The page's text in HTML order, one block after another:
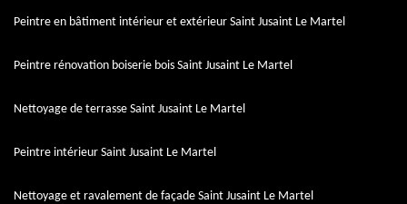
Peintre en bâtiment intérieur et extérieur Saint Jusaint Le Martel
Peintre rénovation boiserie bois Saint Jusaint Le Martel
Nettoyage de terrasse Saint Jusaint Le Martel
Peintre intérieur Saint Jusaint Le Martel
Nettoyage et ravalement de façade Saint Jusaint Le Martel